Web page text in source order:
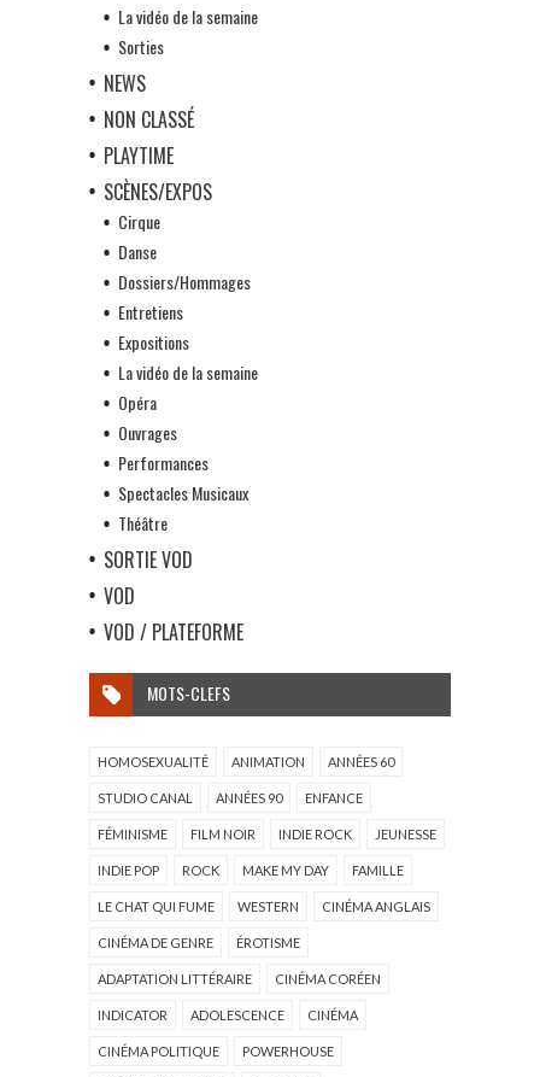
La vidéo de la semaine
Sorties
NEWS
NON CLASSÉ
PLAYTIME
SCÈNES/EXPOS
Cirque
Danse
Dossiers/Hommages
Entretiens
Expositions
La vidéo de la semaine
Opéra
Ouvrages
Performances
Spectacles Musicaux
Théâtre
SORTIE VOD
VOD
VOD / PLATEFORME
MOTS-CLEFS
HOMOSEXUALITÉ ANIMATION ANNÉES 60
STUDIO CANAL ANNÉES 90 ENFANCE
FÉMINISME FILM NOIR INDIE ROCK JEUNESSE
INDIE POP ROCK MAKE MY DAY FAMILLE
LE CHAT QUI FUME WESTERN CINÉMA ANGLAIS
CINÉMA DE GENRE ÉROTISME
ADAPTATION LITTÉRAIRE CINÉMA CORÉEN
INDICATOR ADOLESCENCE CINÉMA
CINÉMA POLITIQUE POWERHOUSE